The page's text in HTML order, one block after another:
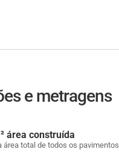
e metragens
área construída
área total de todos os pavimentos